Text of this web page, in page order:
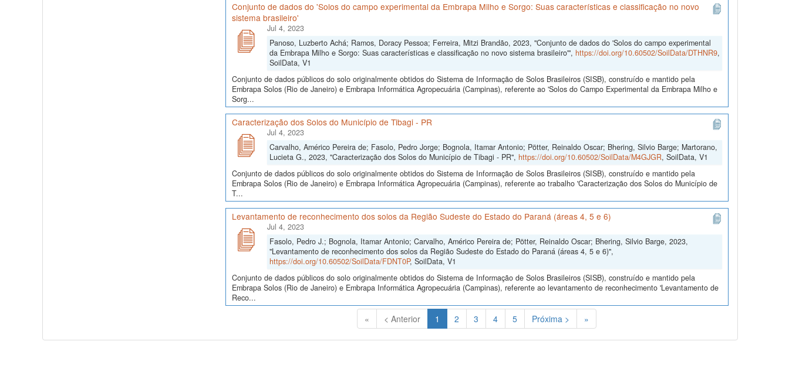
Conjunto de dados do 'Solos do campo experimental da Embrapa Milho e Sorgo: Suas características e classificação no novo
sistema brasileiro'
Jul 4, 2023
Panoso, Luzberto Achá; Ramos, Doracy Pessoa; Ferreira, Mitzi Brandão, 2023, "Conjunto de dados do 'Solos do campo experimental
da Embrapa Milho e Sorgo: Suas características e classificação no novo sistema brasileiro'", https://doi.org/10.60502/SoilData/DTHNR9,
SoilData, V1
Conjunto de dados públicos do solo originalmente obtidos do Sistema de Informação de Solos Brasileiros (SISB), construído e mantido pela
Embrapa Solos (Rio de Janeiro) e Embrapa Informática Agropecuária (Campinas), referente ao 'Solos do Campo Experimental da Embrapa Milho e
Sorg...
Caracterização dos Solos do Município de Tibagi - PR
Jul 4, 2023
Carvalho, Américo Pereira de; Fasolo, Pedro Jorge; Bognola, Itamar Antonio; Pötter, Reinaldo Oscar; Bhering, Silvio Barge; Martorano,
Lucieta G., 2023, "Caracterização dos Solos do Município de Tibagi - PR", https://doi.org/10.60502/SoilData/M4GJGR, SoilData, V1
Conjunto de dados públicos do solo originalmente obtidos do Sistema de Informação de Solos Brasileiros (SISB), construído e mantido pela
Embrapa Solos (Rio de Janeiro) e Embrapa Informática Agropecuária (Campinas), referente ao trabalho 'Caracterização dos Solos do Município de
T...
Levantamento de reconhecimento dos solos da Região Sudeste do Estado do Paraná (áreas 4, 5 e 6)
Jul 4, 2023
Fasolo, Pedro J.; Bognola, Itamar Antonio; Carvalho, Américo Pereira de; Pötter, Reinaldo Oscar; Bhering, Silvio Barge, 2023,
"Levantamento de reconhecimento dos solos da Região Sudeste do Estado do Paraná (áreas 4, 5 e 6)",
https://doi.org/10.60502/SoilData/FDNT0P, SoilData, V1
Conjunto de dados públicos do solo originalmente obtidos do Sistema de Informação de Solos Brasileiros (SISB), construído e mantido pela
Embrapa Solos (Rio de Janeiro) e Embrapa Informática Agropecuária (Campinas), referente ao levantamento de reconhecimento 'Levantamento de
Reco...
« < Anterior 1 (Atual)
2 3 4 5 Próxima > »